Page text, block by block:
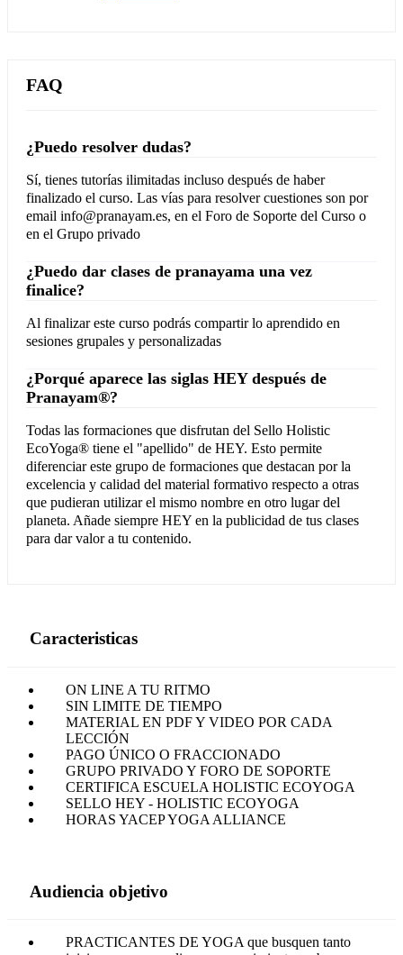
FAQ
¿Puedo resolver dudas?
Sí, tienes tutorías ilimitadas incluso después de haber
finalizado el curso. Las vías para resolver cuestiones son por
email info@pranayam.es, en el Foro de Soporte del Curso o
en el Grupo privado
¿Puedo dar clases de pranayama una vez
finalice?
Al finalizar este curso podrás compartir lo aprendido en
sesiones grupales y personalizadas
¿Porqué aparece las siglas HEY después de
Pranayam®?
Todas las formaciones que disfrutan del Sello Holistic
EcoYoga® tiene el "apellido" de HEY. Esto permite
diferenciar este grupo de formaciones que destacan por la
excelencia y calidad del material formativo respecto a otras
que pudieran utilizar el mismo nombre en otro lugar del
planeta. Añade siempre HEY en la publicidad de tus clases
para dar valor a tu contenido.
Caracteristicas
ON LINE A TU RITMO
SIN LIMITE DE TIEMPO
MATERIAL EN PDF Y VIDEO POR CADA
LECCIÓN
PAGO ÚNICO O FRACCIONADO
GRUPO PRIVADO Y FORO DE SOPORTE
CERTIFICA ESCUELA HOLISTIC ECOYOGA
SELLO HEY - HOLISTIC ECOYOGA
HORAS YACEP YOGA ALLIANCE
Audiencia objetivo
PRACTICANTES DE YOGA que busquen tanto